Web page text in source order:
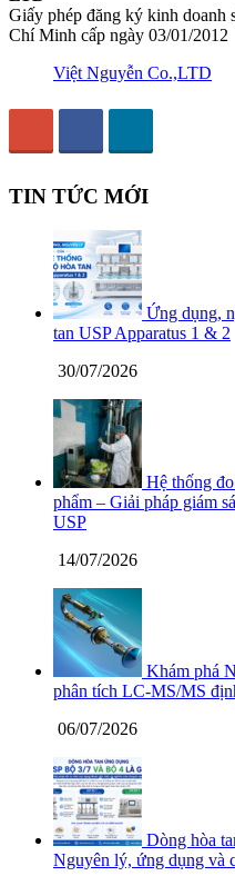
Giấy phép đăng ký kinh
Chí Minh cấp ngày 03/01/2012
Việt Nguyễn Co.,LTD
TIN TỨC MỚI
Ứng dụng,
tan USP Apparatus 1 & 2
30/07/2026
Hệ thống
phẩm – Giải pháp giám
USP
14/07/2026
Khám phá
phân tích LC-MS/MS
06/07/2026
Dòng hòa
Nguyên lý, ứng dụng và